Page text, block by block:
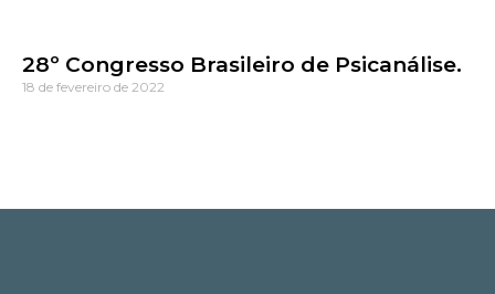
28º Congresso Brasileiro de Psicanálise.
18 de fevereiro de 2022